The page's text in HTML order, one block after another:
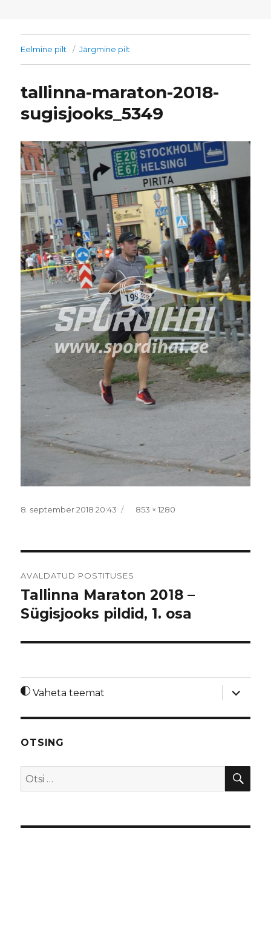
Eelmine pilt Järgmine pilt
tallinna-maraton-2018-
sugisjooks_5349
Postitatud
8. september 2018 20:43 Täissuurus
853 × 1280
AVALDATUD POSTITUSES
Tallinna Maraton 2018 –
Sügisjooks pildid, 1. osa
Vaheta teemat
laienda
OTSING
Otsi: